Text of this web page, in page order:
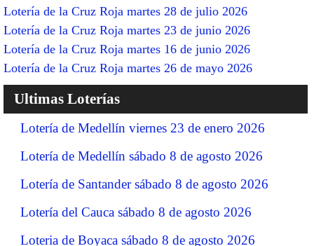
Lotería de la Cruz Roja martes 28 de julio 2026
Lotería de la Cruz Roja martes 23 de junio 2026
Lotería de la Cruz Roja martes 16 de junio 2026
Lotería de la Cruz Roja martes 26 de mayo 2026
Ultimas Loterías
Lotería de Medellín viernes 23 de enero 2026
Lotería de Medellín sábado 8 de agosto 2026
Lotería de Santander sábado 8 de agosto 2026
Lotería del Cauca sábado 8 de agosto 2026
Loteria de Boyaca sábado 8 de agosto 2026